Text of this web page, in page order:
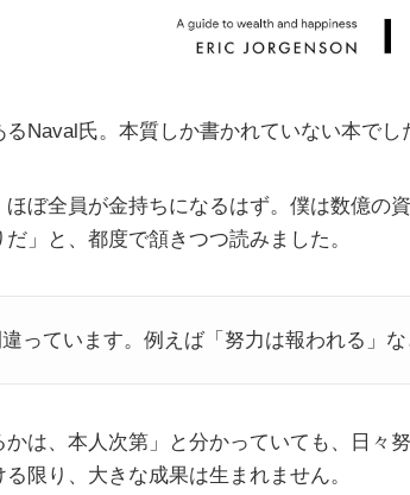
Naval氏。本質しか書かれていない本でし
ぼ全員が金持ちになるはず。僕は数億の
」と、都度で頷きつつ読みました。
っています。例えば「努力は報われる」な
は、本人次第」と分かっていても、日々
限り、大きな成果は生まれません。